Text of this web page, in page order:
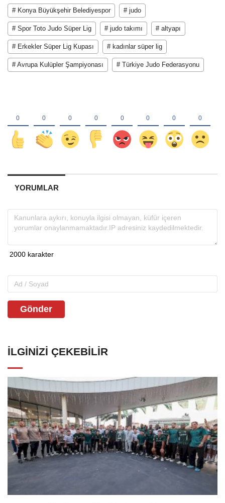
# Konya Büyükşehir Belediyespor # judo
# Spor Toto Judo Süper Lig # judo takımı # altyapı
# Erkekler Süper Lig Kupası # kadınlar süper lig
# Avrupa Kulüpler Şampiyonası # Türkiye Judo Federasyonu
YORUMLAR
Gönder
İLGINIZI ÇEKEBILIR